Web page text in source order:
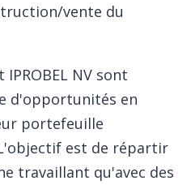
vente du
IPROBEL NV sont
d'opportunités en
portefeuille
est de répartir
travaillant qu'avec des